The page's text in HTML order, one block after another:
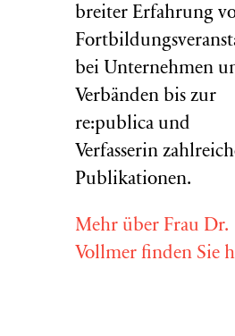
breiter Erfahrung
bei Unternehmen
Verbänden bis zur
re:publica und
Verfasserin
Publikationen.
Mehr über Frau Dr.
Vollmer finden Sie